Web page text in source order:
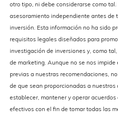
otro tipo, ni debe considerarse como
asesoramiento independiente antes de
inversión. Esta información no ha sido
requisitos legales diseñados para
investigación de inversiones y, como
de marketing. Aunque no se nos
previas a nuestras recomendaciones,
de que sean proporcionadas a
establecer, mantener y operar
efectivos con el fin de tomar todas las